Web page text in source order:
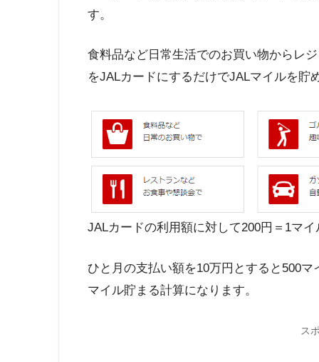
す。
食料品など日常生活でのお買い物からレ
をJALカードにするだけでJALマイルを貯
JALカードの利用額に対して200円＝1マ
ひと月の支払い額を10万円とすると500
マイル貯まる計算になります。
ス